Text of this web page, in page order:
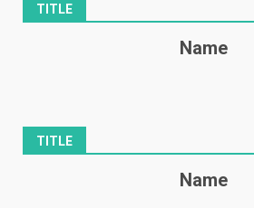
TITLE
Name
TITLE
Name